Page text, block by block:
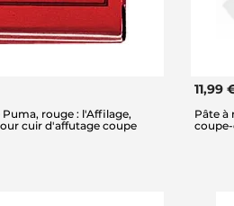
rouge : l'Affilage,
cuir d'affutage coupe
11,99
Pâte à